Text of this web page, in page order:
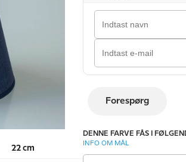
22 cm
Forespørg
DENNE FARVE FÅS I
INFO OM MÅL